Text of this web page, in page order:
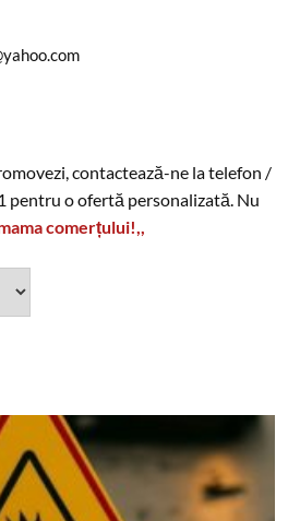
contactează-ne la telefon /
pentru o ofertă personalizată. Nu
comerțului!,,